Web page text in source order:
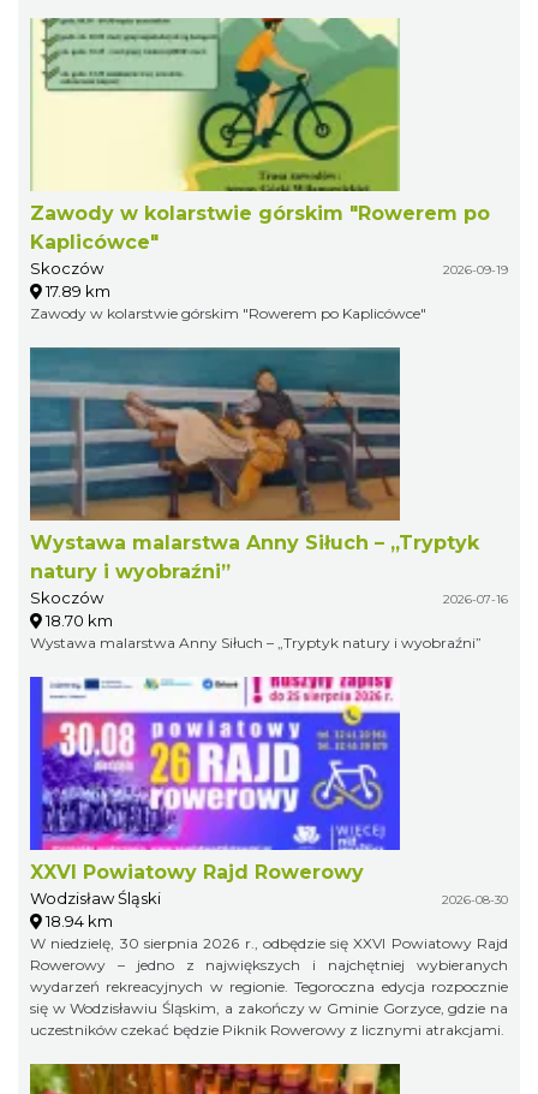
Zawody w kolarstwie górskim "Rowerem po
Kaplicówce"
Skoczów 2026-09-19
17.89 km
Zawody w kolarstwie górskim "Rowerem po Kaplicówce"
Wystawa malarstwa Anny Siłuch – „Tryptyk
natury i wyobraźni”
Skoczów 2026-07-16
18.70 km
Wystawa malarstwa Anny Siłuch – „Tryptyk natury i wyobraźni”
XXVI Powiatowy Rajd Rowerowy
Wodzisław Śląski 2026-08-30
18.94 km
W niedzielę, 30 sierpnia 2026 r., odbędzie się XXVI Powiatowy Rajd
Rowerowy – jedno z największych i najchętniej wybieranych
wydarzeń rekreacyjnych w regionie. Tegoroczna edycja rozpocznie
się w Wodzisławiu Śląskim, a zakończy w Gminie Gorzyce, gdzie na
uczestników czekać będzie Piknik Rowerowy z licznymi atrakcjami.